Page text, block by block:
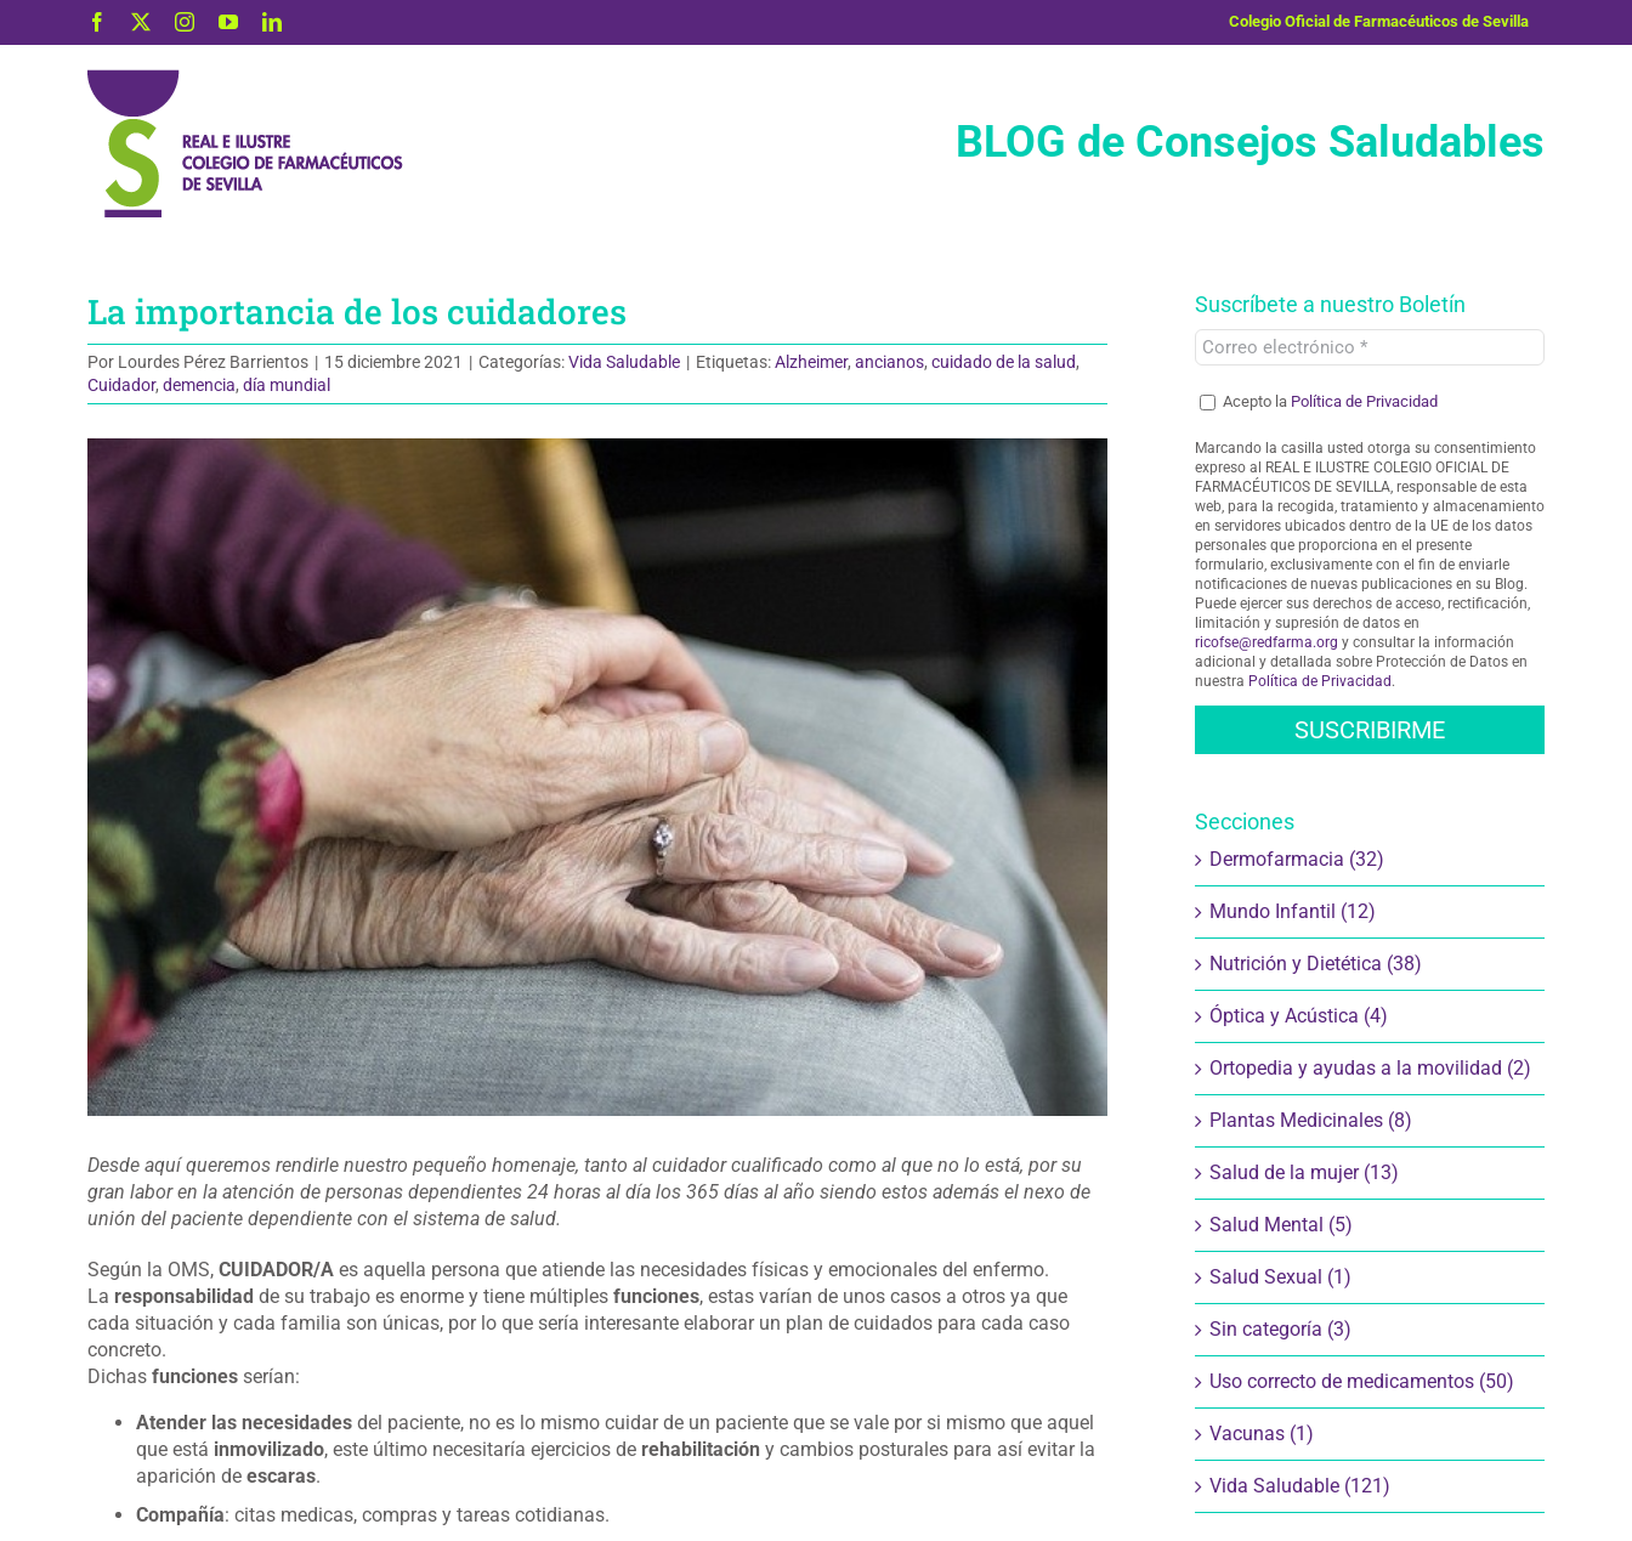
Facebook InstagramYouTubeLinkedIn Colegio Oficial de Farmacéuticos de Sevilla
BLOG de Consejos Saludables
La importancia de los cuidadores
Por Lourdes Pérez Barrientos | 15 diciembre 2021 | Categorías:Vida Saludable | Etiquetas:Alzheimer, ancianos, cuidado de la salud,
Cuidador, demencia, día mundial
grande
Desde aquí queremos rendirle nuestro pequeño homenaje, tanto al cuidador cualificado como al que no lo está, por su
gran labor en la atención de personas dependientes 24 horas al día los 365 días al año siendo estos además el nexo de
unión del paciente dependiente con el sistema de salud.
Según la OMS, CUIDADOR/A es aquella persona que atiende las necesidades físicas y emocionales del enfermo.
La responsabilidad de su trabajo es enorme y tiene múltiples funciones, estas varían de unos casos a otros ya que
cada situación y cada familia son únicas, por lo que sería interesante elaborar un plan de cuidados para cada caso
concreto.
Dichas funciones serían:
Atender las necesidades del paciente, no es lo mismo cuidar de un paciente que se vale por si mismo que aquel
que está inmovilizado, este último necesitaría ejercicios de rehabilitación y cambios posturales para así evitar la
aparición de escaras.
Compañía: citas medicas, compras y tareas cotidianas.
Suscríbete a nuestro Boletín
Acepto la Política de Privacidad
Marcando la casilla usted otorga su consentimiento
expreso al REAL E ILUSTRE COLEGIO OFICIAL DE
FARMACÉUTICOS DE SEVILLA, responsable de esta
web, para la recogida, tratamiento y almacenamiento
en servidores ubicados dentro de la UE de los datos
personales que proporciona en el presente
formulario, exclusivamente con el fin de enviarle
notificaciones de nuevas publicaciones en su Blog.
Puede ejercer sus derechos de acceso, rectificación,
limitación y supresión de datos en
ricofse@redfarma.org y consultar la información
adicional y detallada sobre Protección de Datos en
nuestra Política de Privacidad .
Secciones
Dermofarmacia (32)
Mundo Infantil (12)
Nutrición y Dietética (38)
Óptica y Acústica (4)
Ortopedia y ayudas a la movilidad (2)
Plantas Medicinales (8)
Salud de la mujer (13)
Salud Mental (5)
Salud Sexual (1)
Sin categoría (3)
Uso correcto de medicamentos (50)
Vacunas (1)
Vida Saludable (121)